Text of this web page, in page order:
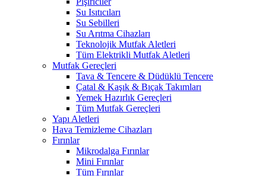
Su Isıtıcıları
Su Sebilleri
Su Arıtma Cihazları
Teknolojik Mutfak Aletleri
Tüm Elektrikli Mutfak Aletleri
Mutfak Gereçleri
Tava & Tencere & Düdüklü Tencere
Çatal & Kaşık & Bıçak Takımları
Yemek Hazırlık Gereçleri
Tüm Mutfak Gereçleri
Yapı Aletleri
Hava Temizleme Cihazları
Fırınlar
Mikrodalga Fırınlar
Mini Fırınlar
Tüm Fırınlar